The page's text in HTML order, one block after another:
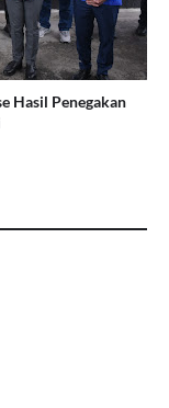
Hasil Penegakan